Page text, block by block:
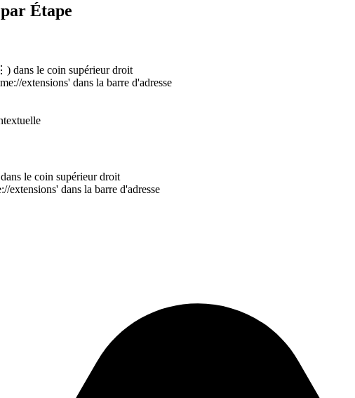
Étape
dans le coin supérieur droit
extensions' dans la barre d'adresse
le coin supérieur droit
extensions' dans la barre d'adresse